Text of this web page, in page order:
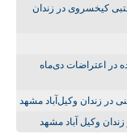
کیخسروی در زندان
بازداشت‌شده در اعتراضات دی‌ماه
در زندان وکیل‌آباد مشهد
وکیل آباد مشهد